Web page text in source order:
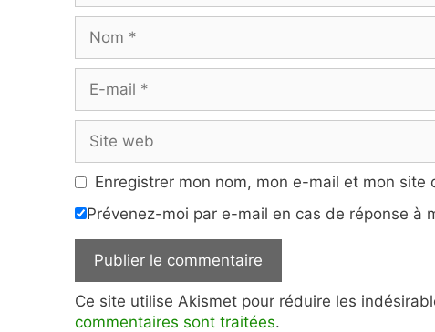
mail
web
Enregistrer mon nom, mon e-mail et mon
Prévenez-moi par e-mail en cas de réponse à
Ce site utilise Akismet pour réduire les
commentaires sont traitées.